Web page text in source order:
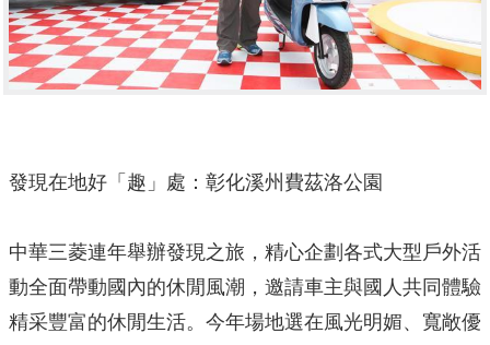
發現在地好「趣」處：彰化溪州費茲洛公園
中華三菱連年舉辦發現之旅，精心企劃各式大型戶外活
動全面帶動國內的休閒風潮，邀請車主與國人共同體驗
精采豐富的休閒生活。今年場地選在風光明媚、寬敞優